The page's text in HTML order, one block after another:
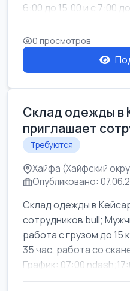
6:00 до 15:00 и с 7:00
0 просмотров
Склад одежды в
приглашает
Требуются
Хайфа (Хайфский
Опубликовано:
Склад одежды в
сотрудников bull;
работа с грузом до 15
35 час, работа со
График: 07:00